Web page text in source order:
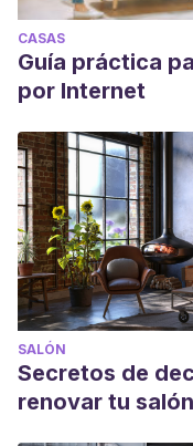
CASAS
Guía práctica
por Internet
SALÓN
Secretos de
renovar tu salón